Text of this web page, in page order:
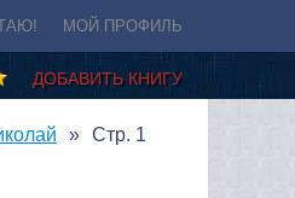
МОЙ ПРОФИЛЬ
ДОБАВИТЬ КНИГУ
Стр. 1